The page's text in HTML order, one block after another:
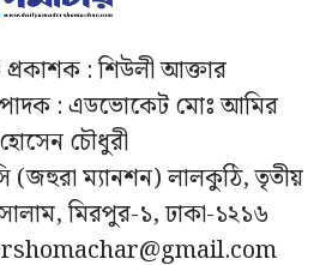
: শিউলী আক্তার
: এডভোকেট মোঃ আমির
হোসেন চৌধুরী
(জহুরা ম্যানশন) লালকুঠি, তৃতীয়
মিরপুর-১, ঢাকা-১২১৬